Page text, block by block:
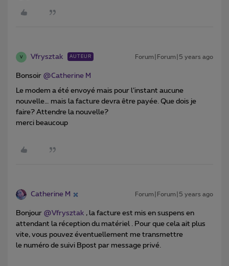
V Vfrysztak AUTEUR Forum|Forum|5 years ago
Bonsoir @Catherine M
Le modem a été envoyé mais pour l’instant aucune
nouvelle… mais la facture devra être payée. Que dois je
faire? Attendre la nouvelle?
merci beaucoup
Catherine M Forum|Forum|5 years ago
Bonjour @Vfrysztak , la facture est mis en suspens en
attendant la réception du matériel . Pour que cela ait plus
vite, vous pouvez éventuellement me transmettre
le numéro de suivi Bpost par message privé.